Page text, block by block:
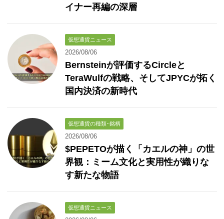
イナー再編の深層
仮想通貨ニュース
2026/08/06
Bernsteinが評価するCircleと
TeraWulfの戦略、そしてJPYCが拓く
国内決済の新時代
仮想通貨の種類･銘柄
2026/08/06
$PEPETOが描く「カエルの神」の世
界観：ミーム文化と実用性が織りな
す新たな物語
仮想通貨ニュース